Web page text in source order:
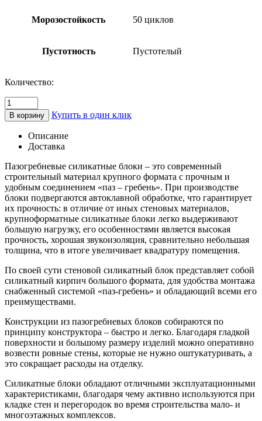
Морозостойкость 50 циклов
Пустотность Пустотелый
Количество:
Количество
товара
Блок
силикатный
стеновой
248х150х248
мм
В корзину Купить в один клик
Описание
Доставка
Пазогребневые силикатные блоки – это современный
строительный материал крупного формата с прочным и
удобным соединением «паз – гребень». При производстве
блоки подвергаются автоклавной обработке, что гарантирует
их прочность: в отличие от иных стеновых материалов,
крупноформатные силикатные блоки легко выдерживают
большую нагрузку, его особенностями является высокая
прочность, хорошая звукоизоляция, сравнительно небольшая
толщина, что в итоге увеличивает квадратуру помещения.
По своей сути стеновой силикатный блок представляет собой
силикатный кирпич большого формата, для удобства монтажа
снабженный системой «паз-гребень» и обладающий всеми его
преимуществами.
Конструкции из пазогребневых блоков собираются по
принципу конструктора – быстро и легко. Благодаря гладкой
поверхности и большому размеру изделий можно оперативно
возвести ровные стены, которые не нужно оштукатуривать, а
это сокращает расходы на отделку.
Силикатные блоки обладают отличными эксплуатационными
характеристиками, благодаря чему активно используются при
кладке стен и перегородок во время строительства мало- и
многоэтажных комплексов.